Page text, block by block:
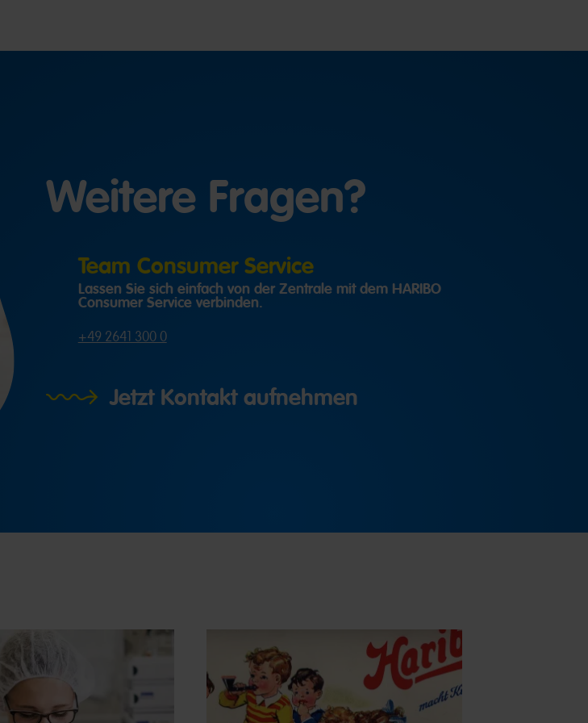
Weitere Fragen?
Team Consumer Service
Lassen Sie sich einfach von der Zentrale mit dem HARIBO
Consumer Service verbinden.
+49 2641 300 0
Jetzt Kontakt aufnehmen